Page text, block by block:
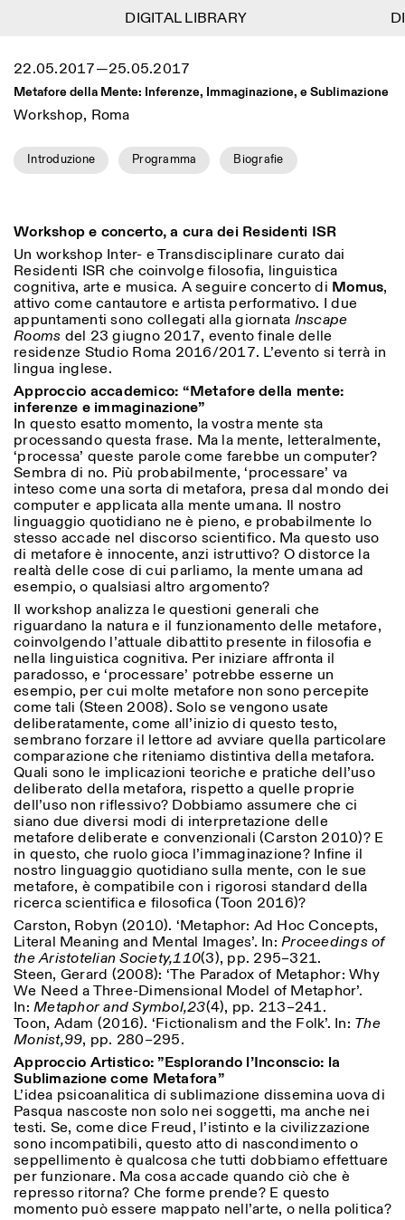
Menu
Lingua
Calendario
Istituto Svizzero
Ricerca
Blog
Organizzazione
Biblioteca
Jobs
Altre Attività
NEWSLETTER
Registrati alla nostra newsletter per ricevere
informazioni sui nostri eventi
Facebook Instagram Linkedin Vimeo
Privacy Policy
Information
ISTITUTO SVIZZERO
00187 Roma
+39 06 420 421
roma@istitutosvizzero.it
l’Istituto Svizzero si trova
vicino alla metro A fermata
Barberini
ORARI PORTINERIA:
LUN-VEN
09:00–13:30, 14:30–18:00
ORARI MOSTRE:
Atlas Studios
18:30
Giovedì: 14:30-20:00
Sabato/Domenica: 11:00-
18:30
VISITE GUIDATE:
Solo su prenotazione
(italiano, inglese)
Tariffa: 10€ per persona
Per prenotazioni:
visite@istitutosvizzero.it
Ingresso non consentito
agli animali
ISTITUTO SVIZZERO
MILANO
Sede di Milano
Via Vecchio Politecnico 3
20121 Milano
+39 02 76 01 61 18
milano@istitutosvizzero.it
ORARI MOSTRE:
I’ll miss you when I scroll
away:
Lunedì/Venerdì: 11:00-
17:00
Sabato: 14:00-18:00
Domenica chiuso
Filtri
Area di appartenenza
Categoria
Tutte le categorie
Antropologia
Archeologia
Architettura
Arte
Astrofisica
Altre opzioni...
Durata (giorni)
1
365
> 1
22.05.2017—25.05.2017
Metafore della Mente: Inferenze, Immaginazione, e Sublimazione
Workshop, Roma
Introduzione Programma Biografie
Workshop e concerto, a cura dei Residenti ISR
Un workshop Inter- e Transdisciplinare curato dai
Residenti ISR che coinvolge filosofia, linguistica
cognitiva, arte e musica. A seguire concerto di Momus,
attivo come cantautore e artista performativo. I due
appuntamenti sono collegati alla giornata Inscape
Rooms del 23 giugno 2017, evento finale delle
residenze Studio Roma 2016/2017. L’evento si terrà in
lingua inglese.
Approccio accademico: “Metafore della mente:
inferenze e immaginazione”
In questo esatto momento, la vostra mente sta
processando questa frase. Ma la mente, letteralmente,
‘processa’ queste parole come farebbe un computer?
Sembra di no. Più probabilmente, ‘processare’ va
inteso come una sorta di metafora, presa dal mondo dei
computer e applicata alla mente umana. Il nostro
linguaggio quotidiano ne è pieno, e probabilmente lo
stesso accade nel discorso scientifico. Ma questo uso
di metafore è innocente, anzi istruttivo? O distorce la
realtà delle cose di cui parliamo, la mente umana ad
esempio, o qualsiasi altro argomento?
Il workshop analizza le questioni generali che
riguardano la natura e il funzionamento delle metafore,
coinvolgendo l’attuale dibattito presente in filosofia e
nella linguistica cognitiva. Per iniziare affronta il
paradosso, e ‘processare’ potrebbe esserne un
esempio, per cui molte metafore non sono percepite
come tali (Steen 2008). Solo se vengono usate
deliberatamente, come all’inizio di questo testo,
sembrano forzare il lettore ad avviare quella particolare
comparazione che riteniamo distintiva della metafora.
Quali sono le implicazioni teoriche e pratiche dell’uso
deliberato della metafora, rispetto a quelle proprie
dell’uso non riflessivo? Dobbiamo assumere che ci
siano due diversi modi di interpretazione delle
metafore deliberate e convenzionali (Carston 2010)? E
in questo, che ruolo gioca l’immaginazione? Infine il
nostro linguaggio quotidiano sulla mente, con le sue
metafore, è compatibile con i rigorosi standard della
ricerca scientifica e filosofica (Toon 2016)?
Carston, Robyn (2010). ‘Metaphor: Ad Hoc Concepts,
Literal Meaning and Mental Images’. In: Proceedings of
the Aristotelian Society,110(3), pp. 295–321.
Steen, Gerard (2008): ‘The Paradox of Metaphor: Why
We Need a Three-Dimensional Model of Metaphor’.
In: Metaphor and Symbol,23(4), pp. 213–241.
Toon, Adam (2016). ‘Fictionalism and the Folk’. In: The
Monist,99, pp. 280–295.
Approccio Artistico: ”Esplorando l’Inconscio: la
Sublimazione come Metafora”
L’idea psicoanalitica di sublimazione dissemina uova di
Pasqua nascoste non solo nei soggetti, ma anche nei
testi. Se, come dice Freud, l’istinto e la civilizzazione
sono incompatibili, questo atto di nascondimento o
seppellimento è qualcosa che tutti dobbiamo effettuare
per funzionare. Ma cosa accade quando ciò che è
represso ritorna? Che forme prende? E questo
momento può essere mappato nell’arte, o nella politica?
DIGITAL LIBRARY
DIGITAL LIBRARY